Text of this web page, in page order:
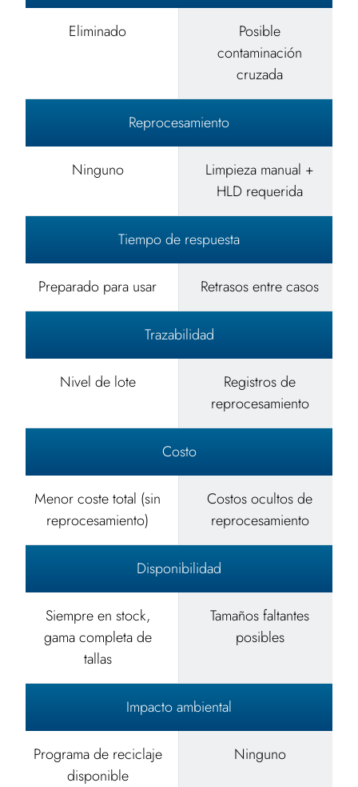
Eliminado
Posible
contaminación
cruzada
Reprocesamiento
Ninguno
Limpieza manual +
HLD requerida
Tiempo de respuesta
Preparado para usar Retrasos entre casos
Trazabilidad
Nivel de lote
Registros de
reprocesamiento
Costo
Menor coste total (sin
reprocesamiento)
Costos ocultos de
reprocesamiento
Disponibilidad
Siempre en stock,
gama completa de
tallas
Tamaños faltantes
posibles
Impacto ambiental
Programa de reciclaje
disponible
Ninguno